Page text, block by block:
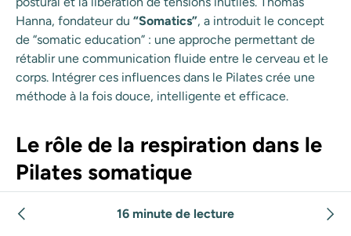
Hanna, fondateur du “Somatics”, a introduit le concept
de “somatic education” : une approche permettant de
rétablir une communication fluide entre le cerveau et le
corps. Intégrer ces influences dans le Pilates crée une
méthode à la fois douce, intelligente et efficace.
Le rôle de la respiration dans le
Pilates somatique
somatique. Contrairement au contrôle rigide parfois
16 minute de lecture